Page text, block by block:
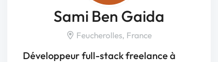
Sami Ben Gaida
Feucherolles, France
Développeur full-stack freelance à